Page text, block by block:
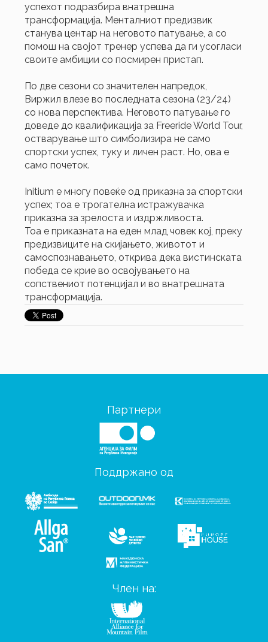
успехот подразбира внатрешна
трансформација. Менталниот предизвик
станува центар на неговото патување, а со
помош на својот тренер успева да ги усогласи
своите амбиции со посмирен пристап.
По две сезони со значителен напредок,
Виржил влезе во последната сезона (23/24)
со нова перспектива. Неговото патување го
доведе до квалификација за Freeride World Tour,
остварување што симболизира не само
спортски успех, туку и личен раст. Но, ова е
само почеток.
Initium е многу повеќе од приказна за спортски
успех; тоа е трогателна истражувачка
приказна за зрелоста и издржливоста.
Тоа е приказната на еден млад човек кој, преку
предизвиците на скијањето, животот и
самоспознавањето, открива дека вистинската
победа се крие во освојувањето на
сопствениот потенцијал и во внатрешната
трансформација.
Партнери
Поддржано од
Член на: